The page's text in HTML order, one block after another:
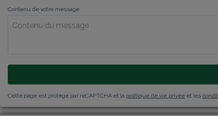
Contenu de votre message
Cette page est protégé par reCAPTCHA et la politique de vie privée et les